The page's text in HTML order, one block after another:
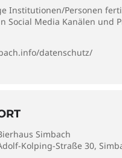
Institutionen/Personen
Social Media Kanälen und
datenschutz/
Simbach
Kolping-Straße 30,